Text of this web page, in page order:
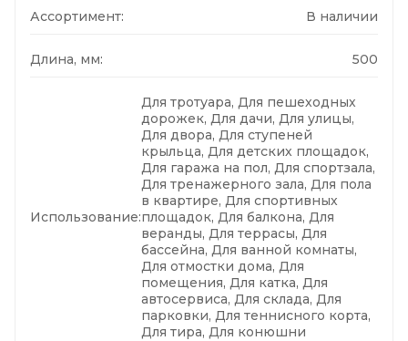
Ассортимент: В наличии
Длина, мм: 500
Использование:
Для тротуара, Для пешеходных
дорожек, Для дачи, Для улицы,
Для двора, Для ступеней
крыльца, Для детских площадок,
Для гаража на пол, Для спортзала,
Для тренажерного зала, Для пола
в квартире, Для спортивных
площадок, Для балкона, Для
веранды, Для террасы, Для
бассейна, Для ванной комнаты,
Для отмостки дома, Для
помещения, Для катка, Для
автосервиса, Для склада, Для
парковки, Для теннисного корта,
Для тира, Для конюшни